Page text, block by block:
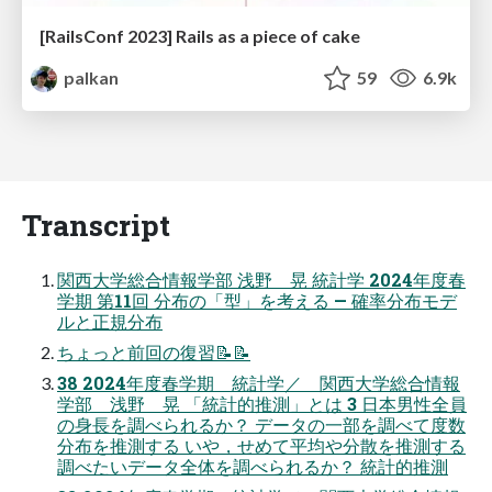
[RailsConf 2023] Rails as a piece of cake
palkan
59 6.9k
Transcript
関西大学総合情報学部 浅野 晃 統計学 2024年度春
学期 第11回 分布の「型」を考える — 確率分布モデ
ルと正規分布
ちょっと前回の復習📝📝
38 2024年度春学期 統計学／ 関西大学総合情報
学部 浅野 晃 「統計的推測」とは 3 日本男性全員
の身長を調べられるか？ データの一部を調べて度数
分布を推測する いや，せめて平均や分散を推測する
調べたいデータ全体を調べられるか？ 統計的推測